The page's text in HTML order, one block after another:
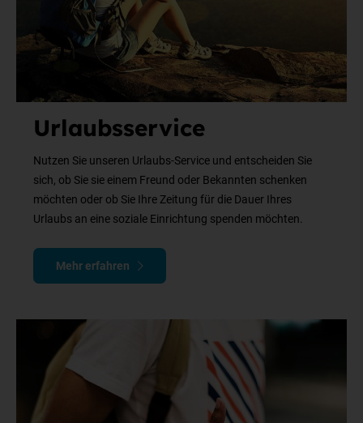
Urlaubsservice
Nutzen Sie unseren Urlaubs-Service und entscheiden Sie
sich, ob Sie sie einem Freund oder Bekannten schenken
möchten oder ob Sie Ihre Zeitung für die Dauer Ihres
Urlaubs an eine soziale Einrichtung spenden möchten.
Mehr erfahren